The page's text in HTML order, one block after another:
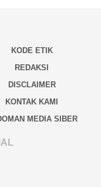
KODE ETIK
REDAKSI
DISCLAIMER
KONTAK KAMI
MEDIA SIBER